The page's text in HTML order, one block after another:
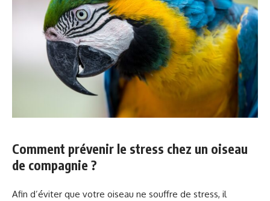
Comment prévenir le stress chez un oiseau
de compagnie ?
Afin d’éviter que votre oiseau ne souffre de stress, il